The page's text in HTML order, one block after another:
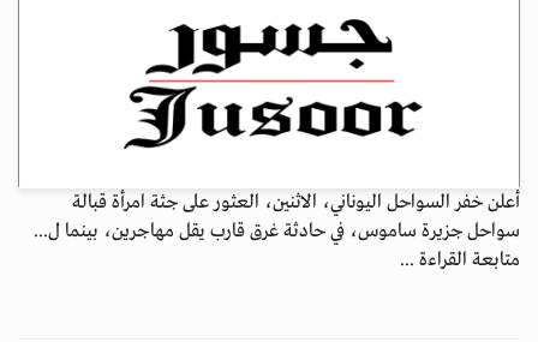
أعلن خفر السواحل اليوناني، الاثنين، العثور على جثة امرأة قبالة
سواحل جزيرة ساموس، في حادثة غرق قارب يقل مهاجرين، بينما ل...
متابعة القراءة ...